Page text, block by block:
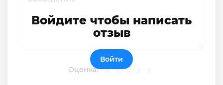
Оценка:
Войдите чтобы написать
отзыв
Войти